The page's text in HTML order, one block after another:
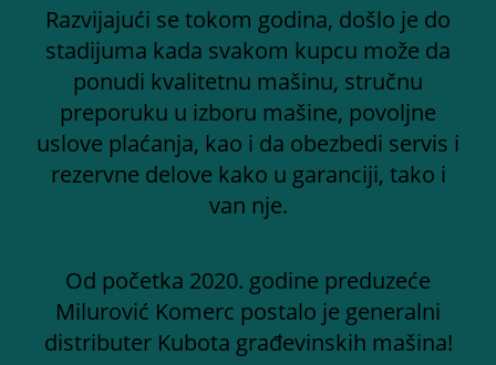
Razvijajući se tokom godina, došlo je do
stadijuma kada svakom kupcu može da
ponudi kvalitetnu mašinu, stručnu
preporuku u izboru mašine, povoljne
uslove plaćanja, kao i da obezbedi servis i
rezervne delove kako u garanciji, tako i
van nje.
Od početka 2020. godine preduzeće
Milurović Komerc postalo je generalni
distributer Kubota građevinskih mašina!